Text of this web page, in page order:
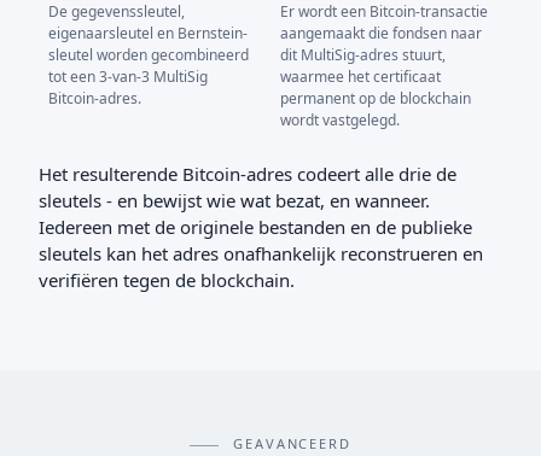
De gegevenssleutel,
eigenaarsleutel en Bernstein-
sleutel worden gecombineerd
tot een 3-van-3 MultiSig
Bitcoin-adres.
Er wordt een Bitcoin-transactie
aangemaakt die fondsen naar
dit MultiSig-adres stuurt,
waarmee het certificaat
permanent op de blockchain
wordt vastgelegd.
Het resulterende Bitcoin-adres codeert alle drie de
sleutels - en bewijst wie wat bezat, en wanneer.
Iedereen met de originele bestanden en de publieke
sleutels kan het adres onafhankelijk reconstrueren en
verifiëren tegen de blockchain.
GEAVANCEERD